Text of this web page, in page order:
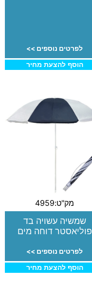
לפרטים נוספים >>
הוסף להצעת מחיר
מק"ט:4959
שמשיה עשויה בד
פוליאסטר דוחה מים
לפרטים נוספים >>
הוסף להצעת מחיר